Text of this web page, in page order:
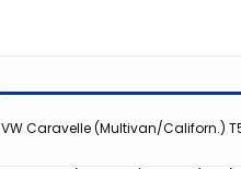
VW Caravelle (Multivan/Californ.) T5